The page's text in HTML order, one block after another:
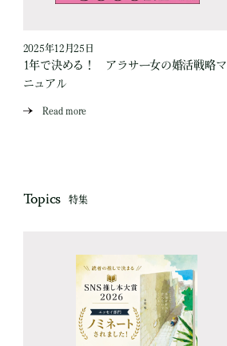
2025年12月25日
1年で決める！ アラサー女の婚活戦略マ
ニュアル
Read more
Topics 特集